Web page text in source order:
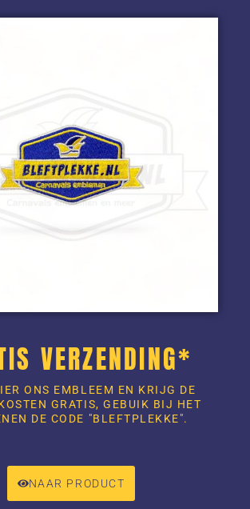
VERZENDING*
ONS EMBLEEM EN KRIJG DE
GRATIS, GEBUIK BIJ HET
DE CODE "BLEFTPLEKKE".
NAAR PRODUCT